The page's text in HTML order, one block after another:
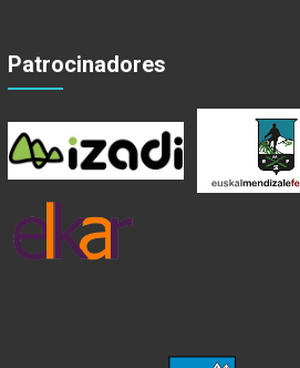
Patrocinadores